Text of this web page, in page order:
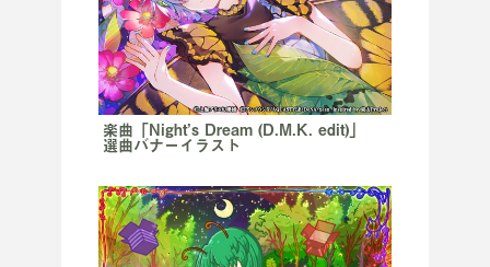
楽曲「Night’s Dream (D.M.K. edit)」
選曲バナーイラスト